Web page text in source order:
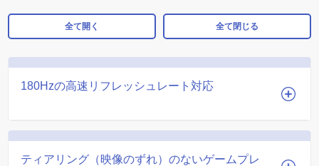
全て開く 全て閉じる
180Hzの高速リフレッシュレート対応
ティアリング（映像のずれ）のないゲームプレ